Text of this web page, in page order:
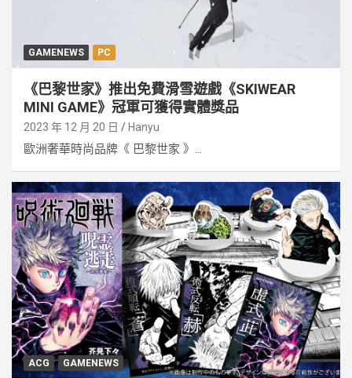
GAMENEWS PC
《巴黎世家》推出免費滑雪遊戲《SKIWEAR
MINI GAME》冠軍可獲得實體獎品
2023 年 12 月 20 日 Hanyu
歐洲奢華時尚品牌《 巴黎世家 》...
ACG GAMENEWS